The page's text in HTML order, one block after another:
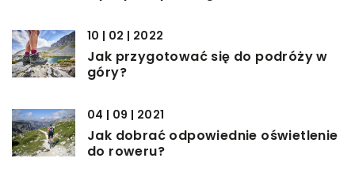
10 | 02 | 2022
Jak przygotować się do podróży w
góry?
04 | 09 | 2021
Jak dobrać odpowiednie oświetlenie
do roweru?